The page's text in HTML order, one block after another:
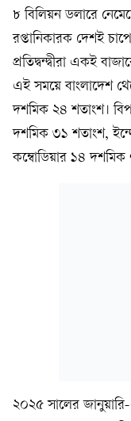
৮ বিলিয়ন ডলারে
রপ্তানিকারক দেশই
প্রতিদ্বন্দ্বীরা একই
এই সময়ে বাংলাদেশ
দশমিক ২৪ শতাংশ।
দশমিক ৩১ শতাংশ,
কম্বোডিয়ার ১৪ দশমিক
২০২৫ সালের